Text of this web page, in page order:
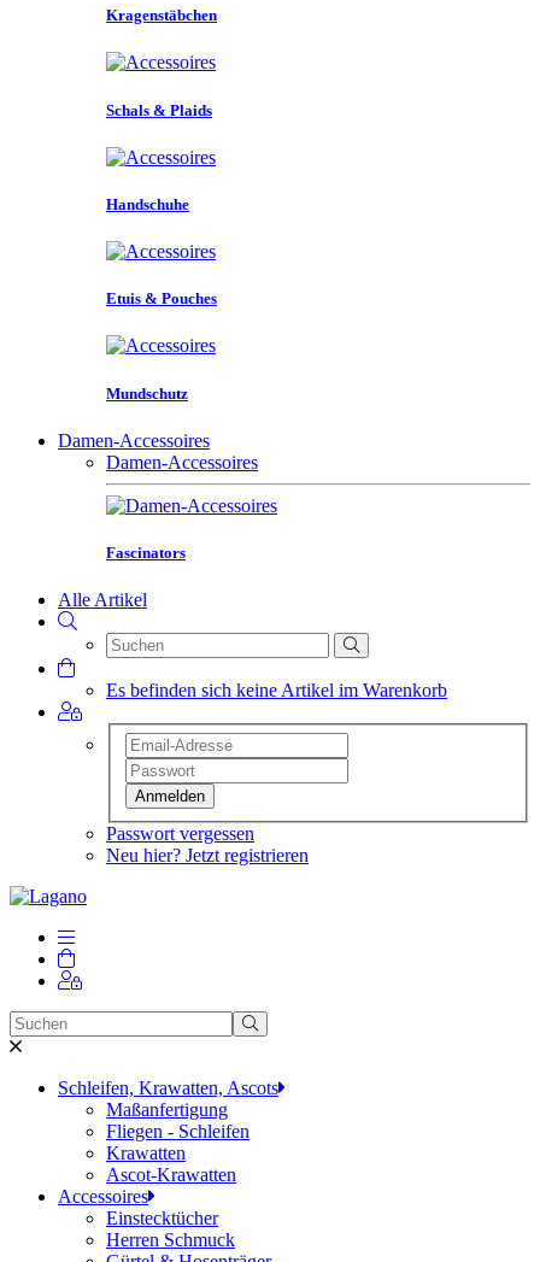
Kragenstäbchen
Schals & Plaids
Handschuhe
Etuis & Pouches
Mundschutz
Damen-Accessoires
Damen-Accessoires
Fascinators
Alle Artikel
Es befinden sich keine Artikel im Warenkorb
Anmelden
Passwort vergessen
Neu hier? Jetzt registrieren
Schleifen, Krawatten, Ascots
Maßanfertigung
Fliegen - Schleifen
Krawatten
Ascot-Krawatten
Accessoires
Einstecktücher
Herren Schmuck